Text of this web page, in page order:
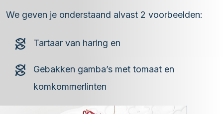
We geven je onderstaand alvast 2 voorbeelden:
Tartaar van haring en
Gebakken gamba’s met tomaat en
komkommerlinten